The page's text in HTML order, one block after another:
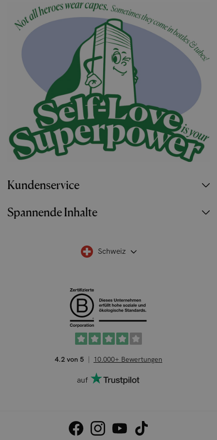
Kundenservice
Spannende Inhalte
Schweiz
4.2 von 5 10.000+ Bewertungen
auf